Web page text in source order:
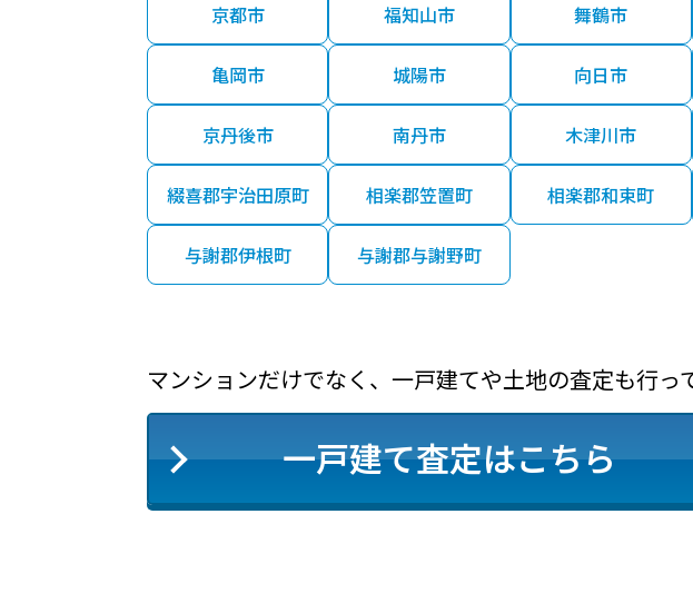
京都市 福知山市 舞鶴市
亀岡市 城陽市 向日市
京丹後市 南丹市 木津川市
綴喜郡宇治田原町 相楽郡笠置町 相楽郡和束町
与謝郡伊根町 与謝郡与謝野町
マンションだけでなく、一戸建てや土地の査定も行っ
一戸建て査定はこちら